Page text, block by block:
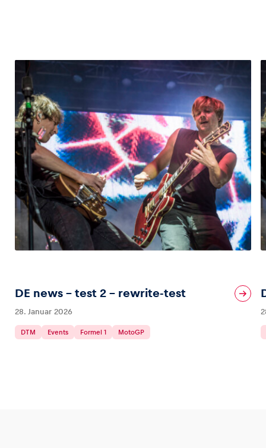
DE news – test 2 – rewrite-test
28. Januar 2026
DTM Events Formel 1 MotoGP